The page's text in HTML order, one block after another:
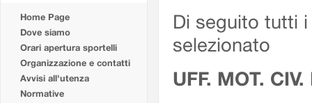
Home Page
Dove siamo
Orari apertura sportelli
Organizzazione e contatti
Avvisi all'utenza
Normative
Di seguito tutti
selezionato
UFF. MOT.